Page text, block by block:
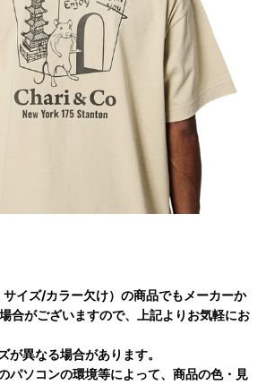
イズ/カラー欠け）の商品でもメーカーか
合がございますので、上記よりお気軽にお
異なる場合があります。
パソコンの環境等によって、商品の色・見